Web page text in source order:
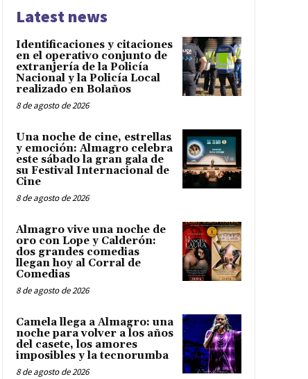
Latest news
Identificaciones y citaciones
en el operativo conjunto de
extranjería de la Policía
Nacional y la Policía Local
realizado en Bolaños
8 de agosto de 2026
Una noche de cine, estrellas
y emoción: Almagro celebra
este sábado la gran gala de
su Festival Internacional de
Cine
8 de agosto de 2026
Almagro vive una noche de
oro con Lope y Calderón:
dos grandes comedias
llegan hoy al Corral de
Comedias
8 de agosto de 2026
Camela llega a Almagro: una
noche para volver a los años
del casete, los amores
imposibles y la tecnorumba
8 de agosto de 2026